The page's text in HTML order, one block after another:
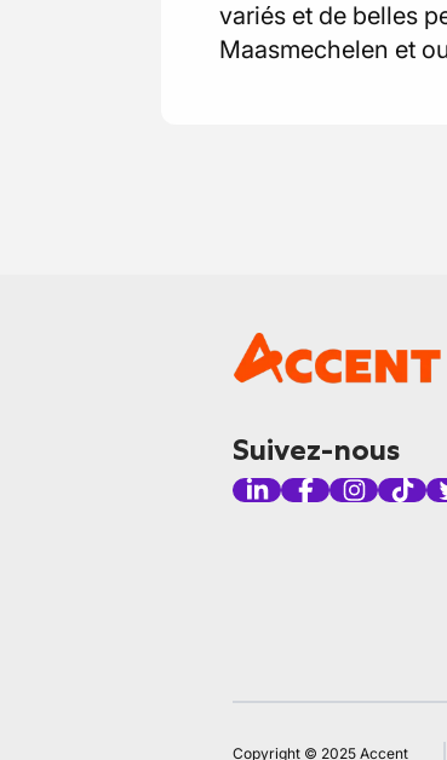
variés et de belles
Maasmechelen et
Suivez-nous
Copyright © 2025 Accent